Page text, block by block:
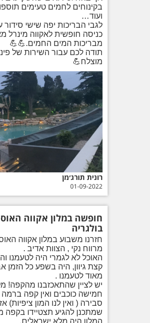
בקינוחים לחמים טעימים
ועוד…
לגבי הבריכות יפה שישי סידור
כניסה חופשית לאקווה מינרל
מבריכות המים החמים.💪💪
תודה לכם עבור השירות של
מוצלח💪
רונית תורג׳מן
01-09-2022
חופשה במלון אקווה
בולגריה
חזרנו משבוע במלון אקווה
מרווח נקי , הצוות אדיב .
האוכל לא לגמרי היה לטעמנו
קצת גיוון, היה בשפע כל הזמן
מאוד לטעמנו .
יש לציין שהתאכזבנו מהקפה!
חמישה כוכבים ואין קפה
סבירה ( ואין לנו המון ציפיות)
שמתכנן להגיע תצטיידו בקפה
המלון היה מלא ישראלים.